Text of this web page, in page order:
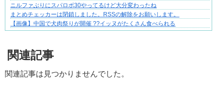
ニルファぶりにスパロボ30やってるけど大分変わったね
まとめチェッカーは閉鎖しました。RSSの解除をお願いします。
【画像】中国で犬肉祭りが開催 ??イッヌがたくさん食べられる
関連記事
関連記事は見つかりませんでした。